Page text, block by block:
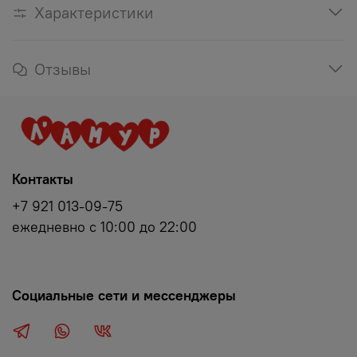
Характеристики
Отзывы
Контакты
+7 921 013-09-75
ежедневно с 10:00 до 22:00
Социальные сети и мессенджеры